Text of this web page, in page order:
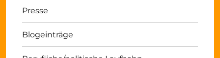
Presse
Blogeinträge